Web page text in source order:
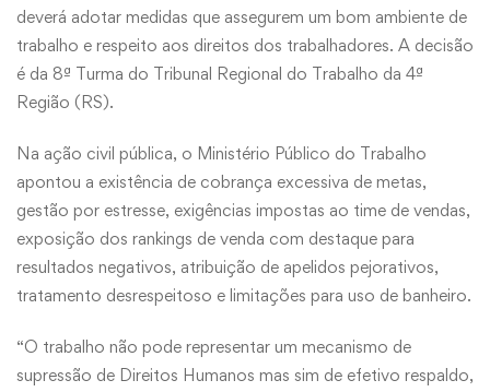
deverá adotar medidas que assegurem um bom ambiente de
trabalho e respeito aos direitos dos trabalhadores. A decisão
é da 8ª Turma do Tribunal Regional do Trabalho da 4ª
Região (RS).
Na ação civil pública, o Ministério Público do Trabalho
apontou a existência de cobrança excessiva de metas,
gestão por estresse, exigências impostas ao time de vendas,
exposição dos rankings de venda com destaque para
resultados negativos, atribuição de apelidos pejorativos,
tratamento desrespeitoso e limitações para uso de banheiro.
“O trabalho não pode representar um mecanismo de
supressão de Direitos Humanos mas sim de efetivo respaldo,